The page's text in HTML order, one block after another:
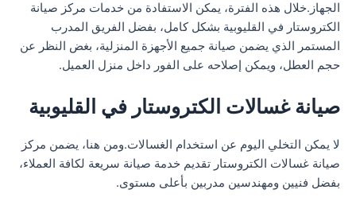
الجهاز.خلال هذه الفترة، يمكن الاستفادة من خدمات مركز صيانة
الكتروستار في القليوبية بشكل كامل، بفضل الفريق المدرب
المستمر الذي يضمن صيانة جميع الأجهزة المنزلية، بغض النظر عن
حجم العطل، ويمكن إصلاحه على الفور داخل منزل العميل.
صيانة غسالات الكتروستار في القليوبية
لا يمكن التخلي اليوم عن استخدام الغسالات.ومن هنا، يضمن مركز
صيانة غسالات الكتروستار تقديم خدمة صيانة سريعة لكافة العملاء،
بفضل فنيين ومهندسين مدربين بأعلى مستوى.